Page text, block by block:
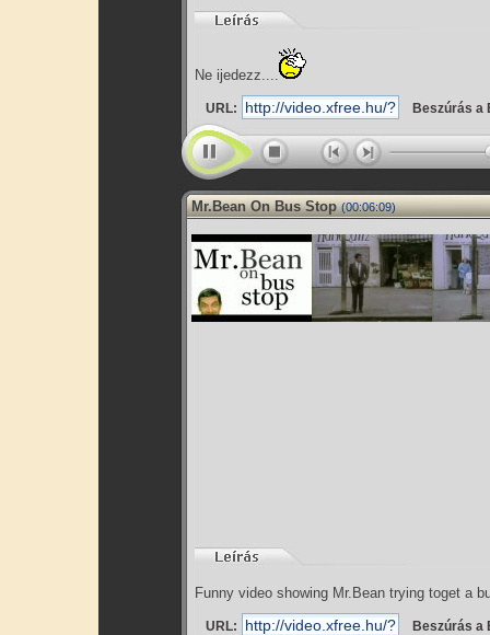
Ne ijedezz....
URL: Beszúrás a
Mr.Bean On Bus Stop (00:06:09)
Funny video showing Mr.Bean trying toget a
URL: Beszúrás a